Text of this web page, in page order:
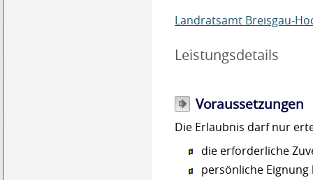
Landratsamt Breisgau-
Leistungsdetails
Voraussetzungen
Die Erlaubnis darf nur
die erforderliche
persönliche